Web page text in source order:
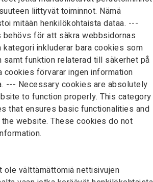
liittyvät toiminnot. Nämä
mitään henkilökohtaista dataa. ---
behövs för att säkra webbsidornas
kategori inkluderar bara cookies som
samt funktion relaterad till säkerhet på
cookies förvarar ingen information
--- Necessary cookies are absolutely
to function properly. This category
that ensures basic functionalities and
website. These cookies do not
ole välttämättömiä nettisivujen